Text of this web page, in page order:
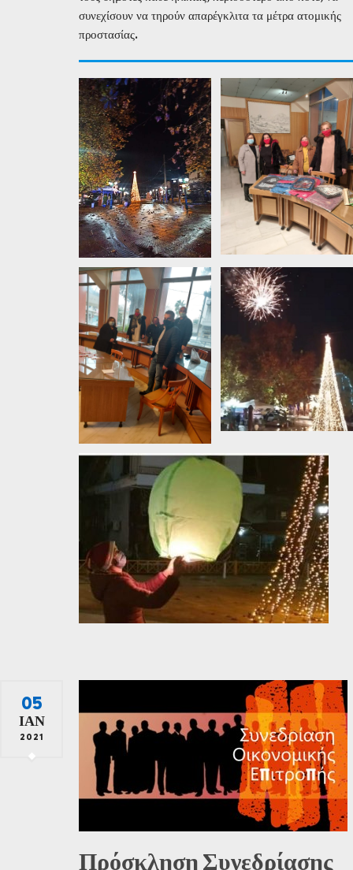
συνεχίσουν να τηρούν απαρέγκλιτα τα μέτρα ατομικής
προστασίας.
05
ΙΑΝ
2021
Πρόσκληση Συνεδρίασης